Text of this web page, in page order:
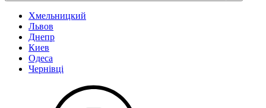
Хмельницкий
Львов
Днепр
Киев
Одеса
Чернівці